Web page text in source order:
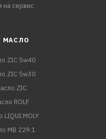
на сервис
МАСЛО
ZIC 5w40
ZIC 5w30
ZIC
ROLF
MOLY
MB 229.1